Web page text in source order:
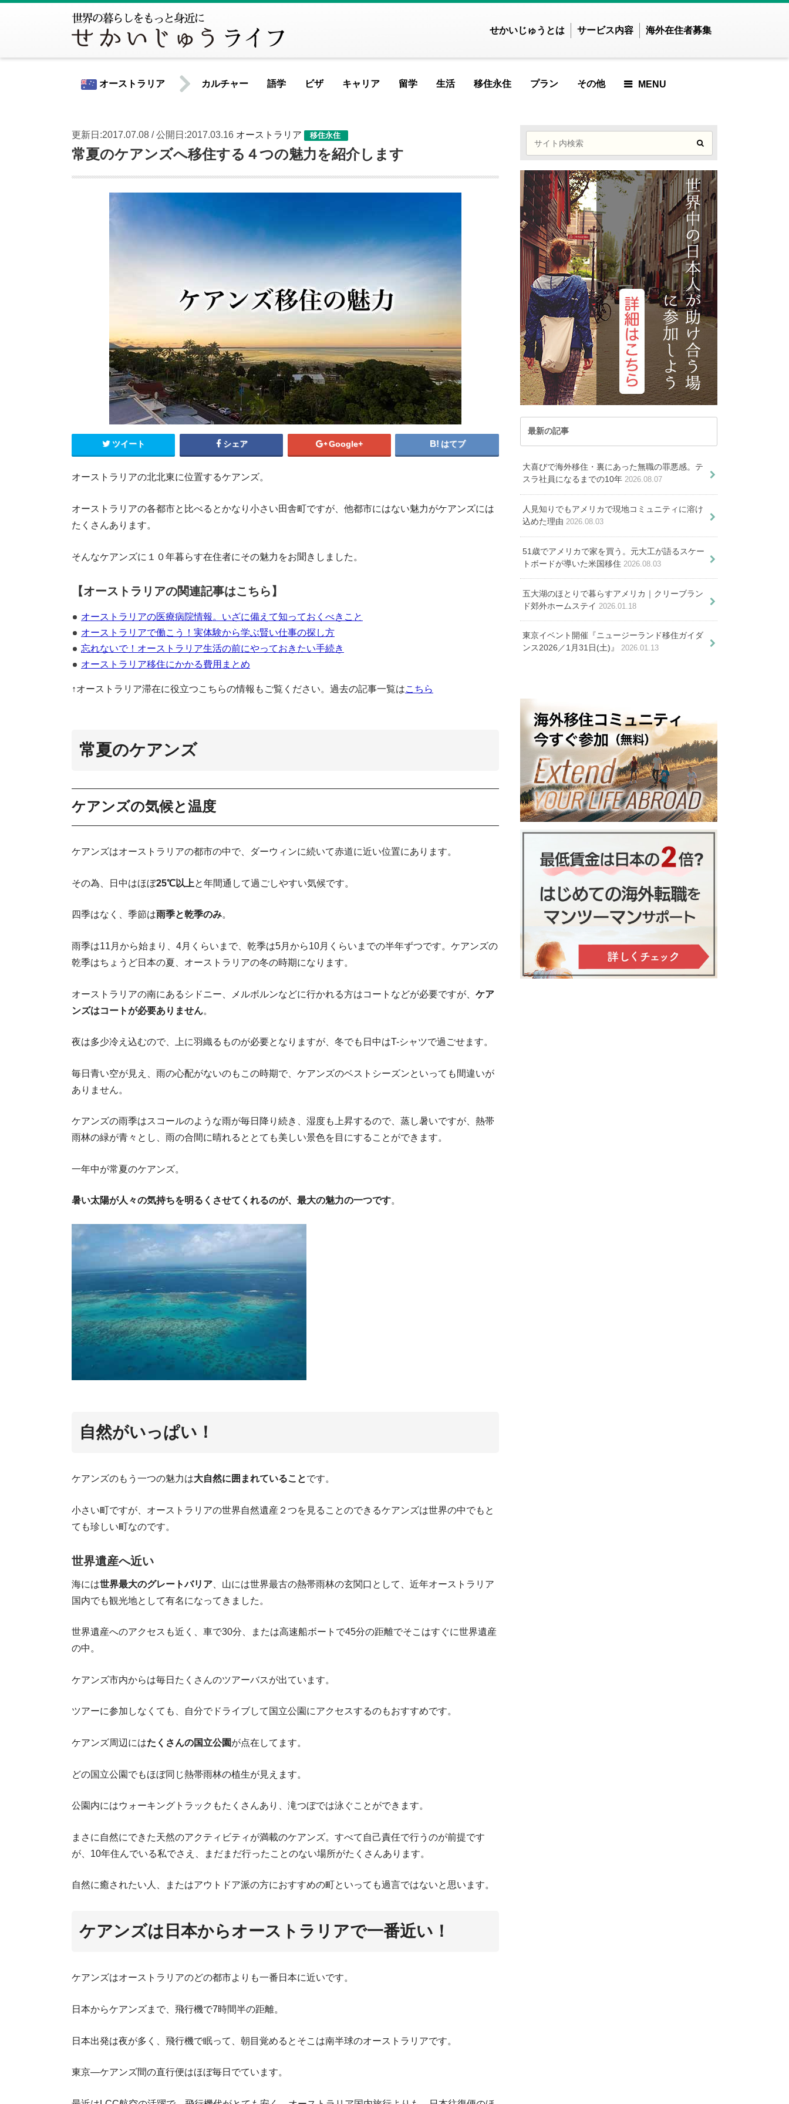
せかいじゅうとは サービス内容 海外在住者募集
オーストラリア
世界共通情報
北米
アメリカ合衆国 カナダ
中南米
セントルシア
ニカラグア
ハイチ
パナマ
パラグアイ
ブラジル
ベネズエラ
ペルー
ボリビア
アイスランド アイルランド
イギリス
イタリア
ウクライナ
スペイン
スロベニア
セルビア
ノルウェー
ハンガリー
フィンランド
ブルガリア
ベラルーシ
マルタ共和国
リトアニア
ルクセンブルク
ルーマニア ロシア
中東/アフリカ
アラブ首長国連邦 アルジェリア
イスラエル
エジプト
カタール
ケニア
サウジアラビア
セネガル
タンザニア
ウズベキスタン
カンボジア
シンガポール
スリランカ
タイ
ネパール
バングラデシュ
パキスタン
フィジー共和国
フィリピン
ベトナム
マカオ
マレーシア
ミャンマー
モルディブ共和国
ラオス
中国
韓国
オセアニア
オーストラリア
トンガ
ニュージーランド
パラオ共和国
その他
FEATURED
ARTICLE
記事が見つかりま
せんでした
MOST VIEWED
ARTICLE
記事が見つかりま
せんでした
PICKUP ARTICLE
【ホームステイ情報】
シドニー在住日本人宅
へホームステイしよう
「仕事のために生き
る」から「生きるため
オーストラリア・ゴー
ルドコースト在住日本
人宅へホームステイ
プラン
FEATURED ARTICLE
た
MOST VIEWED ARTICLE
記事が見つかりませんでし
た
PICKUP ARTICLE
住日本人宅へホームステイ
の日本人ホストがサポートする
ホームステイ
オーストラリア・アデレード近
郊ポートアデレードへホームス
テイ
移住永住
FEATURED ARTICLE
オーストラリア移住にかかる費用を徹底
解説します
MOST VIEWED ARTICLE
記事が見つかりませんでした
PICKUP ARTICLE
住者が明かします
ゴールドコーストに移住する魅力！実際
の生活や治安は？
語学
FEATURED ARTICLE
記事が見つかりませんでした
MOST VIEWED ARTICLE
記事が見つかりませんでした
PICKUP ARTICLE
癖やなまりの実際は？オージーイングリッシュの謎と不安を解消しよう
ビザ
FEATURED ARTICLE
オーストラリア永住権を取得する６つの方法
MOST VIEWED ARTICLE
記事が見つかりませんでした
PICKUP ARTICLE
40代でもオーストラリア移住可能。移民書士が伝える実践アドバイス
オーストラリア永住権取得のための職業技能リストを解説
留学
FEATURED ARTICLE
オーストラリア留学！到着最初の２週間の内にしてお
きたいこと
MOST VIEWED ARTICLE
記事が見つかりませんでした
PICKUP ARTICLE
オーストラリアでワーホリ費用を徹底解説！出発前と
現地生活に必要なコストは？
オーストラリア留学！到着最初の２週間の内にしてお
きたいこと
キャリア
FEATURED ARTICLE
職業別オーストラリアの平均年収を公開。年収1,184万円は資源国
ならではのあの職業
MOST VIEWED ARTICLE
記事が見つかりませんでした
PICKUP ARTICLE
オーストラリアの最低賃金と雇用形態の話。こんなオーナーに
は注意が必要
オーストラリアでホテルインターンシップを利用するメリット
生活
FEATURED ARTICLE
オーストラリアで取れる役立つライセンス３選
MOST VIEWED ARTICLE
記事が見つかりませんでした
PICKUP ARTICLE
忘れないで！オーストラリア生活の前にやって
おきたい手続き
旅行者も長期滞在者も覚えよう！シドニーの電
車をお得に乗りこなす方法
カルチャー
オーストラリア人との国際結婚前に知るべき４つの話
MOST VIEWED ARTICLE
記事が見つかりませんでした
PICKUP ARTICLE
オーストラリア独自のカフェ文化。注文方法やおすすめチェーン店も紹介
MENU
更新日:2017.07.08 / 公開日:2017.03.16 オーストラリア 移住永住
常夏のケアンズへ移住する４つの魅力を紹介します
ツイート シェア Google+ はてブ
オーストラリアの北北東に位置するケアンズ。
オーストラリアの各都市と比べるとかなり小さい田舎町ですが、他都市にはない魅力がケアンズには
たくさんあります。
そんなケアンズに１０年暮らす在住者にその魅力をお聞きしました。
【オーストラリアの関連記事はこちら】
オーストラリアの医療病院情報。いざに備えて知っておくべきこと
オーストラリアで働こう！実体験から学ぶ賢い仕事の探し方
忘れないで！オーストラリア生活の前にやっておきたい手続き
オーストラリア移住にかかる費用まとめ
↑オーストラリア滞在に役立つこちらの情報もご覧ください。過去の記事一覧はこちら
常夏のケアンズ
ケアンズの気候と温度
ケアンズはオーストラリアの都市の中で、ダーウィンに続いて赤道に近い位置にあります。
その為、日中はほぼ25℃以上と年間通して過ごしやすい気候です。
四季はなく、季節は雨季と乾季のみ。
雨季は11月から始まり、4月くらいまで、乾季は5月から10月くらいまでの半年ずつです。ケアンズの
乾季はちょうど日本の夏、オーストラリアの冬の時期になります。
オーストラリアの南にあるシドニー、メルボルンなどに行かれる方はコートなどが必要ですが、 ケア
ンズはコートが必要ありません。
夜は多少冷え込むので、上に羽織るものが必要となりますが、冬でも日中はT-シャツで過ごせます。
毎日青い空が見え、雨の心配がないのもこの時期で、ケアンズのベストシーズンといっても間違いが
ありません。
ケアンズの雨季はスコールのような雨が毎日降り続き、湿度も上昇するので、蒸し暑いですが、熱帯
雨林の緑が青々とし、雨の合間に晴れるととても美しい景色を目にすることができます。
一年中が常夏のケアンズ。
暑い太陽が人々の気持ちを明るくさせてくれるのが、最大の魅力の一つです。
自然がいっぱい！
ケアンズのもう一つの魅力は大自然に囲まれていることです。
小さい町ですが、オーストラリアの世界自然遺産２つを見ることのできるケアンズは世界の中でもと
ても珍しい町なのです。
世界遺産へ近い
海には世界最大のグレートバリア 、山には世界最古の熱帯雨林の玄関口として、近年オーストラリア
国内でも観光地として有名になってきました。
世界遺産へのアクセスも近く、車で30分、または高速船ボートで45分の距離でそこはすぐに世界遺産
の中。
ケアンズ市内からは毎日たくさんのツアーバスが出ています。
ツアーに参加しなくても、自分でドライブして国立公園にアクセスするのもおすすめです。
ケアンズ周辺にはたくさんの国立公園が点在してます。
どの国立公園でもほぼ同じ熱帯雨林の植生が見えます。
公園内にはウォーキングトラックもたくさんあり、滝つぼでは泳ぐことができます。
まさに自然にできた天然のアクティビティが満載のケアンズ。すべて自己責任で行うのが前提です
が、10年住んでいる私でさえ、まだまだ行ったことのない場所がたくさんあります。
自然に癒されたい人、またはアウトドア派の方におすすめの町といっても過言ではないと思います。
ケアンズは日本からオーストラリアで一番近い！
ケアンズはオーストラリアのどの都市よりも一番日本に近いです。
日本からケアンズまで、飛行機で7時間半の距離。
日本出発は夜が多く、飛行機で眠って、朝目覚めるとそこは南半球のオーストラリアです。
東京―ケアンズ間の直行便はほぼ毎日でています。
最新の記事
大喜びで海外移住・裏にあった無職の罪悪感。テ
スラ社員になるまでの10年 2026.08.07
人見知りでもアメリカで現地コミュニティに溶け
込めた理由 2026.08.03
51歳でアメリカで家を買う。元大工が語るスケー
トボードが導いた米国移住 2026.08.03
五大湖のほとりで暮らすアメリカ｜クリーブラン
ド郊外ホームステイ 2026.01.18
東京イベント開催『ニュージーランド移住ガイダ
ンス2026／1月31日(土)』
2026.01.13